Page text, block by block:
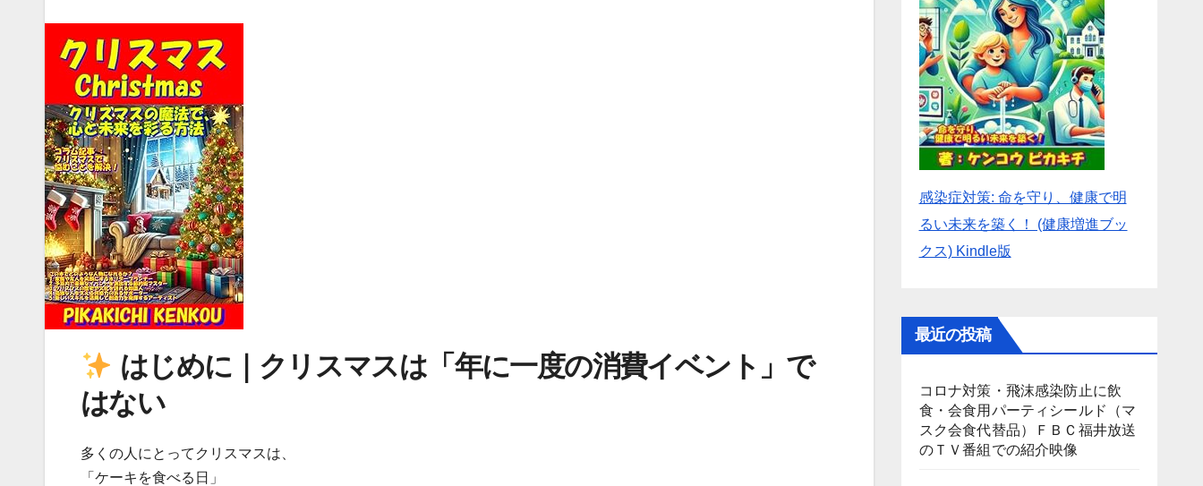
はじめに｜クリスマスは「年に一度の消費イベント」で
はない
多くの人にとってクリスマスは、
「ケーキを食べる日」
感染症対策: 命を守り、健康で明
るい未来を築く！ (健康増進ブッ
クス) Kindle版
最近の投稿
コロナ対策・飛沫感染防止に飲
食・会食用パーティシールド（マ
スク会食代替品）ＦＢＣ福井放送
のＴＶ番組での紹介映像